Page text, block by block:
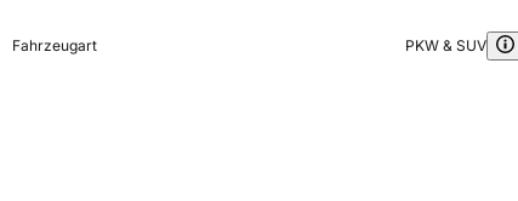
Fahrzeugart PKW & SUV